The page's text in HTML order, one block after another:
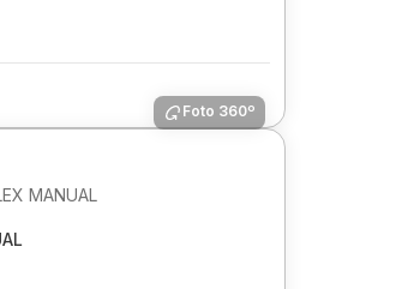
Foto 360º
MANUAL